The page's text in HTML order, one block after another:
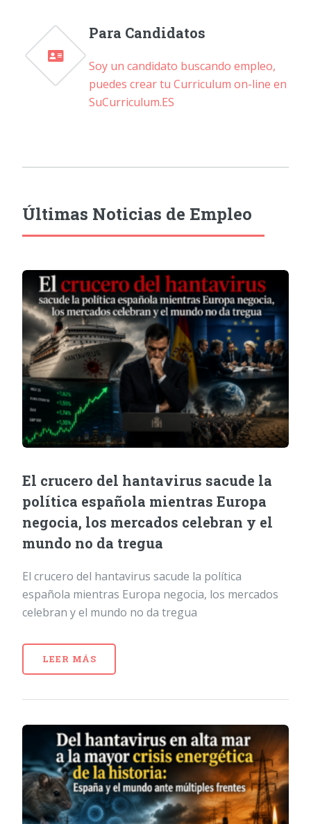
Para Candidatos
Soy un candidato buscando empleo,
puedes crear tu Curriculum on-line en
SuCurriculum.ES
Últimas Noticias de Empleo
El crucero del hantavirus sacude la
política española mientras Europa
negocia, los mercados celebran y el
mundo no da tregua
El crucero del hantavirus sacude la política
española mientras Europa negocia, los mercados
celebran y el mundo no da tregua
LEER MÁS